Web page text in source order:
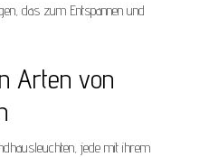
das zum Entspannen und
Arten von
jede mit ihrem